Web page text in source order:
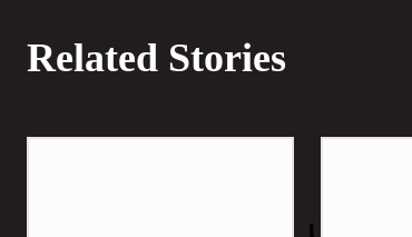
Related Stories